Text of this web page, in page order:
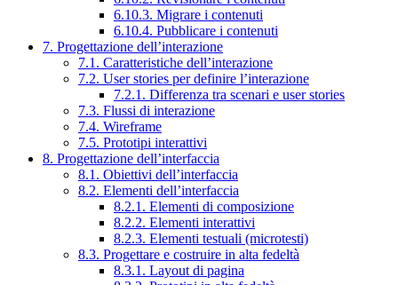
6.10.3. Migrare i contenuti
6.10.4. Pubblicare i contenuti
7. Progettazione dell’interazione
7.1. Caratteristiche dell’interazione
7.2. User stories per definire l’interazione
7.2.1. Differenza tra scenari e user stories
7.3. Flussi di interazione
7.4. Wireframe
7.5. Prototipi interattivi
8. Progettazione dell’interfaccia
8.1. Obiettivi dell’interfaccia
8.2. Elementi dell’interfaccia
8.2.1. Elementi di composizione
8.2.2. Elementi interattivi
8.2.3. Elementi testuali (microtesti)
8.3. Progettare e costruire in alta fedeltà
8.3.1. Layout di pagina